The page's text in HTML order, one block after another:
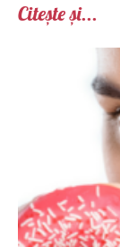
Citește și...